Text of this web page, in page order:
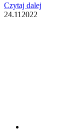
Czytaj dalej
24.11 2022